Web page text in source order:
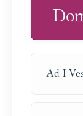
Ad I